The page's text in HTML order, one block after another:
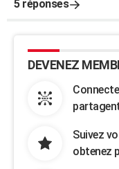
5 réponses
DEVENEZ
Suivez
obtenez